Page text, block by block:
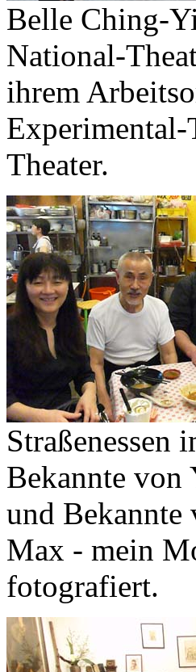
Belle Ching-
National-
ihrem
Theater.
Straßenessen
Bekannte von
und Bekannte
Max - mein
fotografiert.